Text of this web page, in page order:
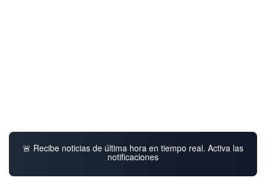
🚨 Recibe noticias de última hora en tiempo real. Activa las
notificaciones